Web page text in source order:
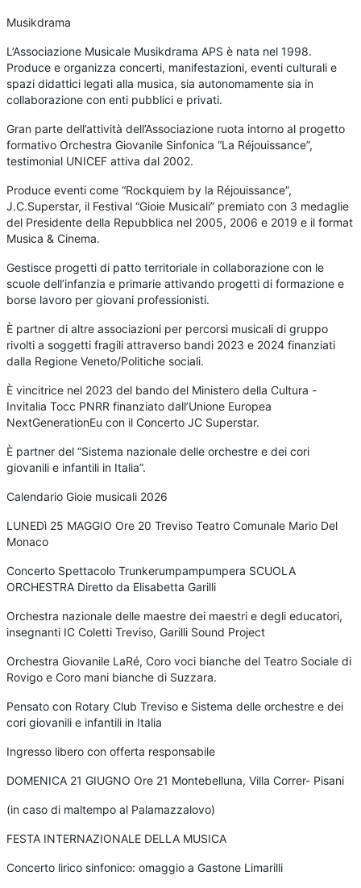
Musikdrama
L’Associazione Musicale Musikdrama APS è nata nel 1998.
Produce e organizza concerti, manifestazioni, eventi culturali e
spazi didattici legati alla musica, sia autonomamente sia in
collaborazione con enti pubblici e privati.
Gran parte dell’attività dell’Associazione ruota intorno al progetto
formativo Orchestra Giovanile Sinfonica “La Réjouissance”,
testimonial UNICEF attiva dal 2002.
Produce eventi come “Rockquiem by la Réjouissance”,
J.C.Superstar, il Festival “Gioie Musicali” premiato con 3 medaglie
del Presidente della Repubblica nel 2005, 2006 e 2019 e il format
Musica & Cinema.
Gestisce progetti di patto territoriale in collaborazione con le
scuole dell’infanzia e primarie attivando progetti di formazione e
borse lavoro per giovani professionisti.
È partner di altre associazioni per percorsi musicali di gruppo
rivolti a soggetti fragili attraverso bandi 2023 e 2024 finanziati
dalla Regione Veneto/Politiche sociali.
È vincitrice nel 2023 del bando del Ministero della Cultura -
Invitalia Tocc PNRR finanziato dall’Unione Europea
NextGenerationEu con il Concerto JC Superstar.
È partner del “Sistema nazionale delle orchestre e dei cori
giovanili e infantili in Italia”.
Calendario Gioie musicali 2026
LUNEDì 25 MAGGIO Ore 20 Treviso Teatro Comunale Mario Del
Monaco
Concerto Spettacolo Trunkerumpampumpera SCUOLA
ORCHESTRA Diretto da Elisabetta Garilli
Orchestra nazionale delle maestre dei maestri e degli educatori,
insegnanti IC Coletti Treviso, Garilli Sound Project
Orchestra Giovanile LaRé, Coro voci bianche del Teatro Sociale di
Rovigo e Coro mani bianche di Suzzara.
Pensato con Rotary Club Treviso e Sistema delle orchestre e dei
cori giovanili e infantili in Italia
Ingresso libero con offerta responsabile
DOMENICA 21 GIUGNO Ore 21 Montebelluna, Villa Correr- Pisani
(in caso di maltempo al Palamazzalovo)
FESTA INTERNAZIONALE DELLA MUSICA
Concerto lirico sinfonico: omaggio a Gastone Limarilli